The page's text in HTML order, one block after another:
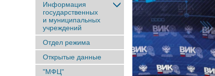
Информация
государственных
и муниципальных
учреждений
Отдел режима
Открытые данные
"МФЦ"